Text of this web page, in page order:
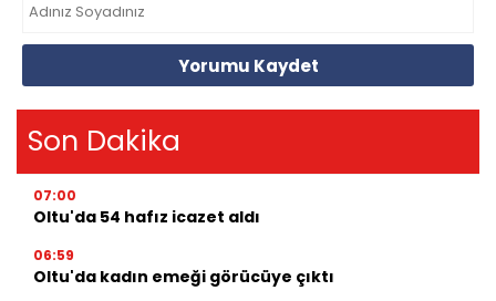
Yorumu Kaydet
Son Dakika
07:00
Oltu'da 54 hafız icazet aldı
06:59
Oltu'da kadın emeği görücüye çıktı